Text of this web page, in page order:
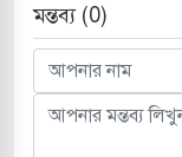
মন্তব্য (0)